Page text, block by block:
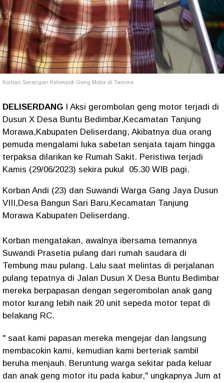
Korban Serangan Kelompok Geng Motor di Tamora
DELISERDANG I Aksi gerombolan geng motor terjadi di
Dusun X Desa Buntu Bedimbar,Kecamatan Tanjung
Morawa,Kabupaten Deliserdang, Akibatnya dua orang
pemuda mengalami luka sabetan senjata tajam hingga
terpaksa dilarikan ke Rumah Sakit. Peristiwa terjadi
Kamis (29/06/2023) sekira pukul 05.30 WIB pagi.
Korban Andi (23) dan Suwandi Warga Gang Jaya Dusun
VIII,Desa Bangun Sari Baru,Kecamatan Tanjung
Morawa Kabupaten Deliserdang.
Korban mengatakan, awalnya ibersama temannya
Suwandi Prasetia pulang dari rumah saudara di
Tembung mau pulang. Lalu saat melintas di perjalanan
pulang tepatnya di Jalan Dusun X Desa Buntu Bedimbar
mereka berpapasan dengan segerombolan anak gang
motor kurang lebih naik 20 unit sepeda motor tepat di
belakang RC.
" saat kami papasan mereka mengejar dan langsung
membacokin kami, kemudian kami berteriak sambil
beruha menjauh. Beruntung warga sekitar pada keluar
dan anak geng motor itu pada kabur," ungkapnya Jum at